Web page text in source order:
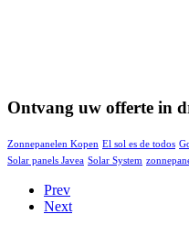
Ontvang uw offerte in
Zonnepanelen Kopen El sol es de todos
Solar panels Javea Solar System
Prev
Next